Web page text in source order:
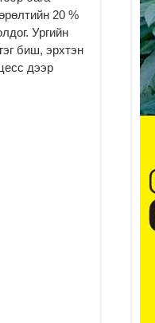
20 %
Ургийн
биш, эрхтэн
дээр